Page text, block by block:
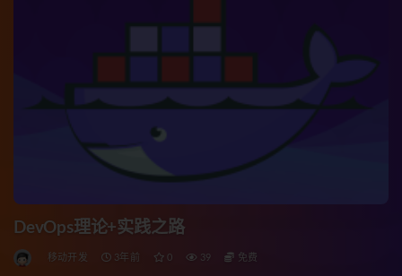
DevOps理论+实践之路
移动开发 3年前 0 39 免费